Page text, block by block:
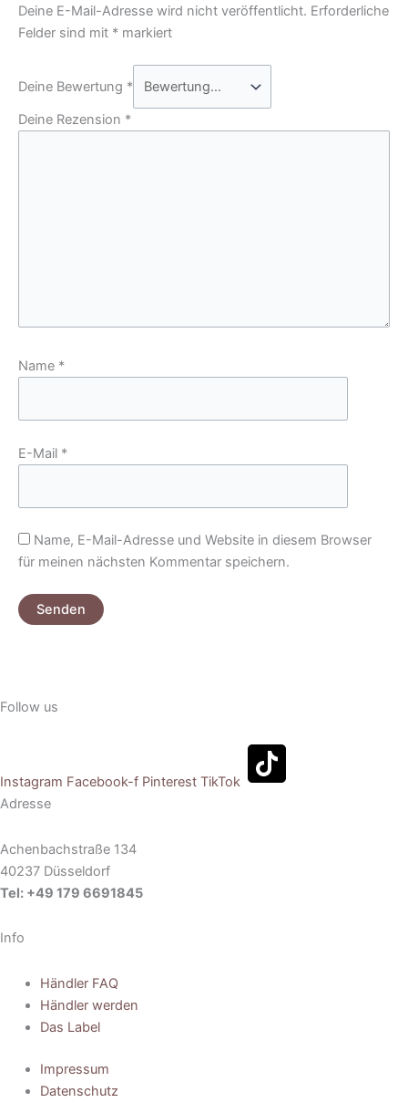
Deine E-Mail-Adresse wird nicht veröffentlicht. Erforderliche
Felder sind mit * markiert
Deine Bewertung *
Deine Rezension *
Name *
E-Mail *
Name, E-Mail-Adresse und Website in diesem Browser
für meinen nächsten Kommentar speichern.
Follow us
Instagram Facebook-f Pinterest TikTok
Adresse
Achenbachstraße 134
40237 Düsseldorf
Tel: +49 179 6691845
Info
Händler FAQ
Händler werden
Das Label
Impressum
Datenschutz